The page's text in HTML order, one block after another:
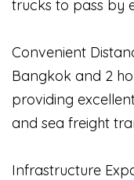
trucks to pass by
Convenient
Bangkok and 2
providing
and sea freight
Infrastructure